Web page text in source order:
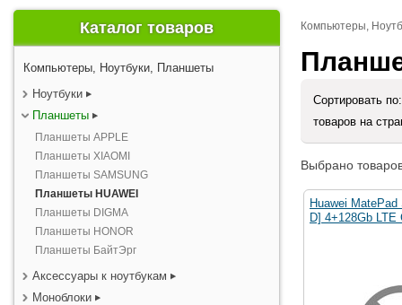
Каталог товаров
Компьютеры, Ноутбуки, Планшеты
Ноутбуки
Планшеты
Планшеты APPLE
Планшеты XIAOMI
Планшеты SAMSUNG
Планшеты HUAWEI
Планшеты DIGMA
Планшеты HONOR
Планшеты БайтЭрг
Аксессуары к ноутбукам
Моноблоки
Компьютеры,
Сортировать
товаров на
Выбрано
Huawei
D] 4+128Gb LTE